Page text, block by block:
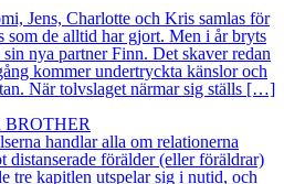
Jens, Charlotte och Kris samlas för
som de alltid har gjort. Men i år bryts
nya partner Finn. Det skaver redan
kommer undertryckta känslor och
När tolvslaget närmar sig ställs […]
BROTHER
handlar alla om relationerna
distanserade förälder (eller föräldrar)
tre kapitlen utspelar sig i nutid, och